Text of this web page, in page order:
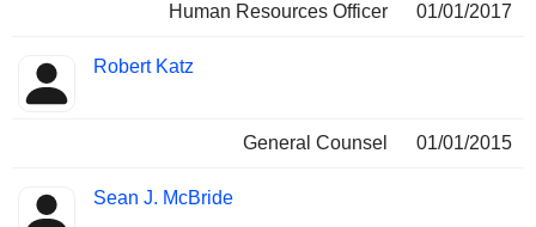
Human Resources Officer 01/01/2017
Robert Katz
General Counsel 01/01/2015
Sean J. McBride